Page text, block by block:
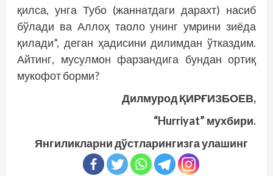
қилса, унга Тубо (жаннатдаги дарахт) насиб
бўлади ва Аллоҳ таоло унинг умрини зиёда
қилади”, деган ҳадисини дилимдан ўтказдим.
Айтинг, мусулмон фарзандига бундан ортиқ
мукофот борми?
Дилмурод ҚИРҒИЗБОЕВ,
“Hurriyat” мухбири.
Янгиликларни дўстларингизга улашинг